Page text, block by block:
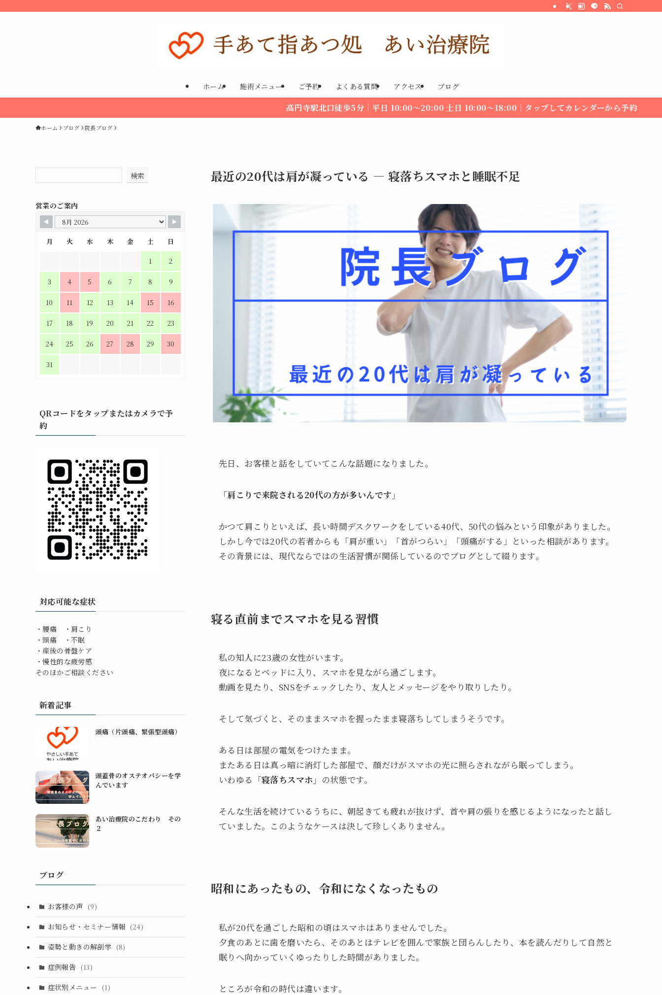
ホーム 施術メニュー ご予約 よくある質問 アクセス ブログ
高円寺駅北口徒歩5分｜平日 10:00～20:00 土日 10:00～18:00｜タップしてカレンダーから予約
ホーム ブログ 院長ブログ
最近の20代は肩が凝っている ― 寝落ちスマホと睡眠不足
先日、お客様と話をしていてこんな話題になりました。
「肩こりで来院される20代の方が多いんです」
かつて肩こりといえば、長い時間デスクワークをしている40代、50代の悩みという印象がありました。
しかし今では20代の若者からも「肩が重い」「首がつらい」「頭痛がする」といった相談があります。
その背景には、現代ならではの生活習慣が関係しているのでブログとして綴ります。
寝る直前までスマホを見る習慣
私の知人に23歳の女性がいます。
夜になるとベッドに入り、スマホを見ながら過ごします。
動画を見たり、SNSをチェックしたり、友人とメッセージをやり取りしたり。
そして気づくと、そのままスマホを握ったまま寝落ちしてしまうそうです。
ある日は部屋の電気をつけたまま。
またある日は真っ暗に消灯した部屋で、顔だけがスマホの光に照らされながら眠ってしまう。
いわゆる 「寝落ちスマホ」 の状態です。
そんな生活を続けているうちに、朝起きても疲れが抜けず、首や肩の張りを感じるようになったと話し
ていました。このようなケースは決して珍しくありません。
昭和にあったもの、令和になくなったもの
私が20代を過ごした昭和の頃はスマホはありませんでした。
夕食のあとに歯を磨いたら、そのあとはテレビを囲んで家族と団らんしたり、本を読んだりして自然と
眠りへ向かっていくゆったりした時間がありました。
ところが令和の時代は違います。
検索
営業のご案内
月 火 水 木 金 土 日
1 2
3 4 5 6 7 8 9
10 11 12 13 14 15 16
17 18 19 20 21 22 23
24 25 26 27 28 29 30
31
QRコードをタップまたはカメラで予
約
対応可能な症状
・腰痛 ・肩こり
・頭痛 ・不眠
・産後の骨盤ケア
・慢性的な疲労感
そのほかご相談ください
新着記事
頭痛（片頭痛、緊張型頭痛）
頭蓋骨のオステオパシーを学
んでいます
あい治療院のこだわり その
２
ブログ
お客様の声 (9)
お知らせ・セミナー情報 (24)
姿勢と動きの解剖学 (8)
症例報告 (13)
症状別メニュー (1)